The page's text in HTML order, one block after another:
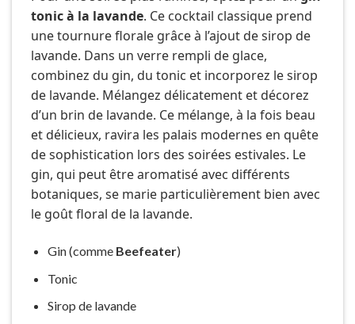
tonic à la lavande. Ce cocktail classique prend
une tournure florale grâce à l’ajout de sirop de
lavande. Dans un verre rempli de glace,
combinez du gin, du tonic et incorporez le sirop
de lavande. Mélangez délicatement et décorez
d’un brin de lavande. Ce mélange, à la fois beau
et délicieux, ravira les palais modernes en quête
de sophistication lors des soirées estivales. Le
gin, qui peut être aromatisé avec différents
botaniques, se marie particulièrement bien avec
le goût floral de la lavande.
Gin (comme Beefeater)
Tonic
Sirop de lavande